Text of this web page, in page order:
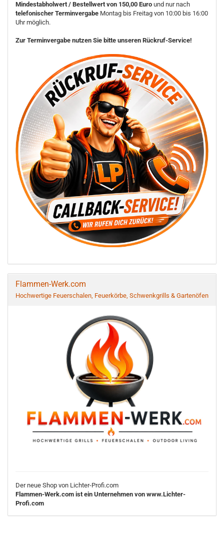
Mindestabholwert / Bestellwert von 150,00 Euro und nur nach
telefonischer Terminvergabe Montag bis Freitag von 10:00 bis 16:00
Uhr möglich.
Zur Terminvergabe nutzen Sie bitte unseren Rückruf-Service!
Flammen-Werk.com
Hochwertige Feuerschalen, Feuerkörbe, Schwenkgrills & Gartenöfen
Der neue Shop von Lichter-Profi.com
Flammen-Werk.com ist ein Unternehmen von www.Lichter-
Profi.com